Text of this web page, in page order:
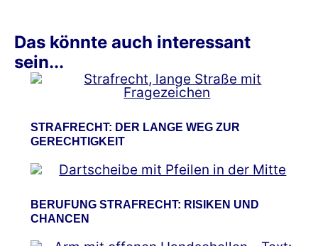
Das könnte auch interessant
sein...
STRAFRECHT: DER LANGE WEG ZUR
GERECHTIGKEIT
BERUFUNG STRAFRECHT: RISIKEN UND
CHANCEN